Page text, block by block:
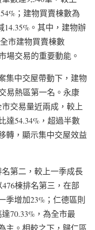
；建物買賣棟數為
14.35%。其中，建物辦
市建物買賣棟數
場交易的重要動能。
集中交屋帶動下，建物
易熱區第一名。永康
交易量近兩成，較上
達54.34%，超過半數
轉，顯示集中交屋效益
第二，較上一季成長
棟排名第三，在部
季增加23%；仁德區則
70.33%，為全市最
主。相較之下，歸仁區